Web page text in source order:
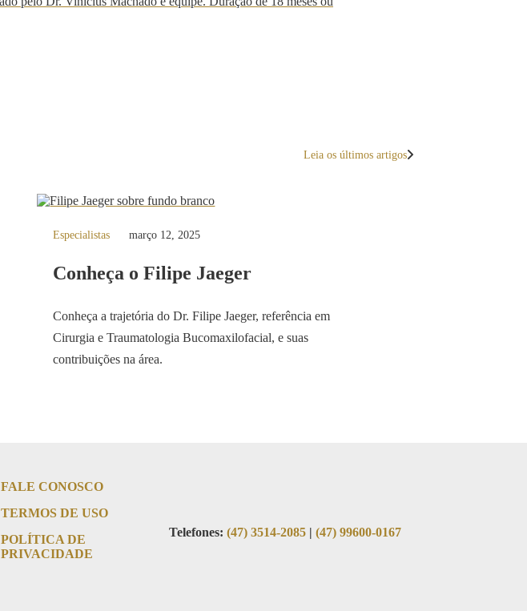
Leia os últimos artigos
Especialistas março 12, 2025
Conheça o Filipe Jaeger
Conheça a trajetória do Dr. Filipe Jaeger, referência em
Cirurgia e Traumatologia Bucomaxilofacial, e suas
contribuições na área.
FALE CONOSCO
TERMOS DE USO
POLÍTICA DE
PRIVACIDADE
Telefones: (47) 3514-2085 | (47) 99600-0167